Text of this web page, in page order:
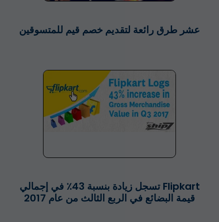
عشر طرق رائعة لتقديم خصم قيم للمتسوقين
Flipkart تسجل زيادة بنسبة 43٪ في إجمالي
قيمة البضائع في الربع الثالث من عام 2017